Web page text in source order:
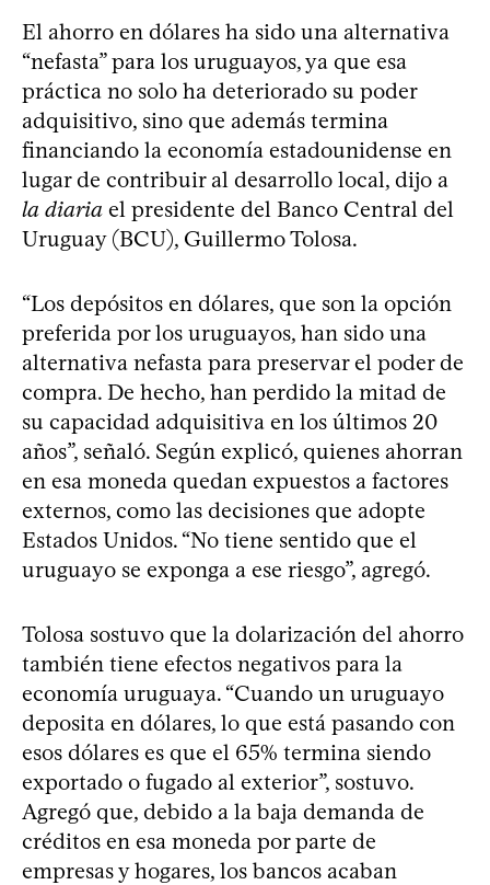
El ahorro en dólares ha sido una alternativa
“nefasta” para los uruguayos, ya que esa
práctica no solo ha deteriorado su poder
adquisitivo, sino que además termina
financiando la economía estadounidense en
lugar de contribuir al desarrollo local, dijo a
la diaria el presidente del Banco Central del
Uruguay (BCU), Guillermo Tolosa.
“Los depósitos en dólares, que son la opción
preferida por los uruguayos, han sido una
alternativa nefasta para preservar el poder de
compra. De hecho, han perdido la mitad de
su capacidad adquisitiva en los últimos 20
años”, señaló. Según explicó, quienes ahorran
en esa moneda quedan expuestos a factores
externos, como las decisiones que adopte
Estados Unidos. “No tiene sentido que el
uruguayo se exponga a ese riesgo”, agregó.
Tolosa sostuvo que la dolarización del ahorro
también tiene efectos negativos para la
economía uruguaya. “Cuando un uruguayo
deposita en dólares, lo que está pasando con
esos dólares es que el 65% termina siendo
exportado o fugado al exterior”, sostuvo.
Agregó que, debido a la baja demanda de
créditos en esa moneda por parte de
empresas y hogares, los bancos acaban